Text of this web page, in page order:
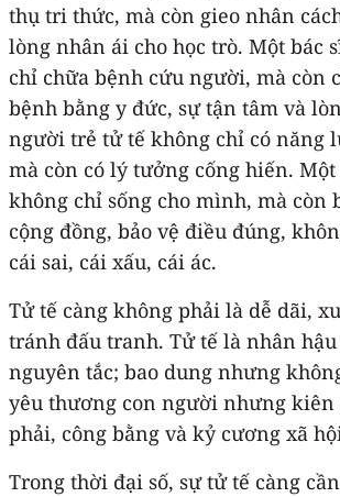
thụ tri thức, mà còn gieo nhân
lòng nhân ái cho học trò. Một bác
chỉ chữa bệnh cứu người, mà còn
bệnh bằng y đức, sự tận tâm và
người trẻ tử tế không chỉ có năng
mà còn có lý tưởng cống hiến.
không chỉ sống cho mình, mà còn
cộng đồng, bảo vệ điều đúng,
cái sai, cái xấu, cái ác.
Tử tế càng không phải là dễ dãi,
tránh đấu tranh. Tử tế là nhân
nguyên tắc; bao dung nhưng
yêu thương con người nhưng kiên
phải, công bằng và kỷ cương xã
Trong thời đại số, sự tử tế càng